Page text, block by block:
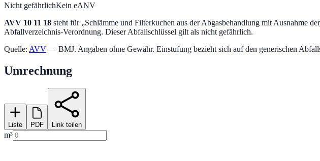
Nicht gefährlichKein eANV
AVV 10 11 18 steht für „Schlämme und Filterkuchen aus der Abgasbehandlung mit Ausnahme
Abfallverzeichnis-Verordnung. Dieser Abfallschlüssel gilt als nicht gefährlich.
Quelle: AVV — BMJ. Angaben ohne Gewähr. Einstufung bezieht sich auf den generischen
Umrechnung
Liste PDF Link teilen
m³